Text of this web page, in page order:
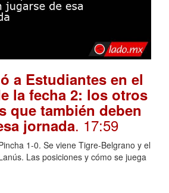
a Estudiantes en el
la fecha 2: los otros
que también deben
jornada. 17:59
1-0. Se viene Tigre-Belgrano y el
Las posiciones y cómo se juega